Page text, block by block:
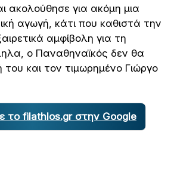
ακολούθησε για ακόμη μια
αγωγή, κάτι που καθιστά την
αμφίβολη για τη
ο Παναθηναϊκός δεν θα
του και τον τιμωρημένο Γιώργο
το filathlos.gr στην Google